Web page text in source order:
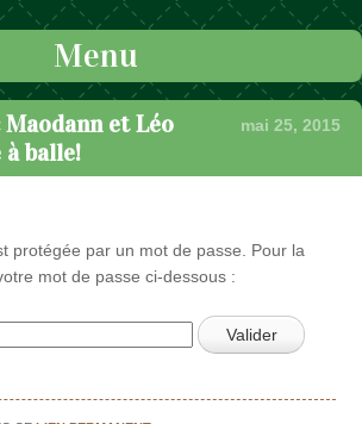
Menu
et Léo
à balle!
mai 25, 2015
protégée par un mot de passe. Pour la
mot de passe ci-dessous :